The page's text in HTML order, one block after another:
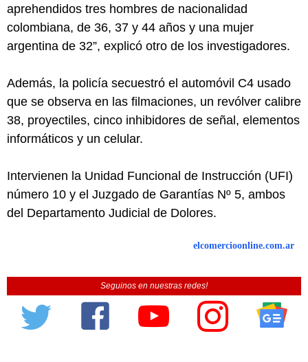
aprehendidos tres hombres de nacionalidad
colombiana, de 36, 37 y 44 años y una mujer
argentina de 32”, explicó otro de los investigadores.
Además, la policía secuestró el automóvil C4 usado
que se observa en las filmaciones, un revólver calibre
38, proyectiles, cinco inhibidores de señal, elementos
informáticos y un celular.
Intervienen la Unidad Funcional de Instrucción (UFI)
número 10 y el Juzgado de Garantías Nº 5, ambos
del Departamento Judicial de Dolores.
elcomercioonline.com.ar
Seguinos en nuestras redes!